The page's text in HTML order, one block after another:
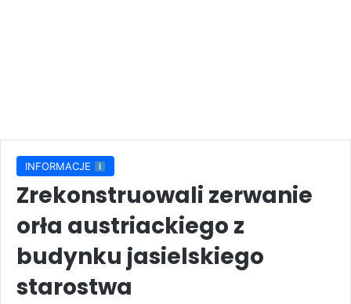
INFORMACJE
Zrekonstruowali zerwanie
orła austriackiego z
budynku jasielskiego
starostwa